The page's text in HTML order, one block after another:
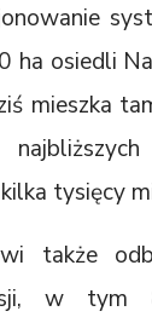
ha osiedli
mieszka
tysięcy
także
w tym